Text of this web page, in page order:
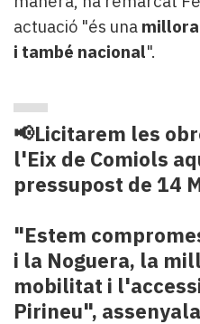
actuació "és una
i també nacional".
📢Licitarem les
l'Eix de Comiols
pressupost de 14
"Estem
i la Noguera, la
mobilitat i
Pirineu",